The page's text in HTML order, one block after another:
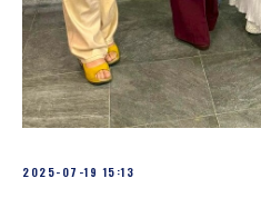
2025-07-19 15:13